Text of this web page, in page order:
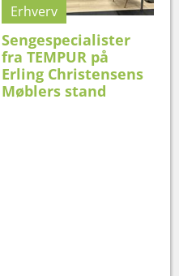
Erhverv
Sengespecialister
fra TEMPUR på
Erling Christensens
Møblers stand